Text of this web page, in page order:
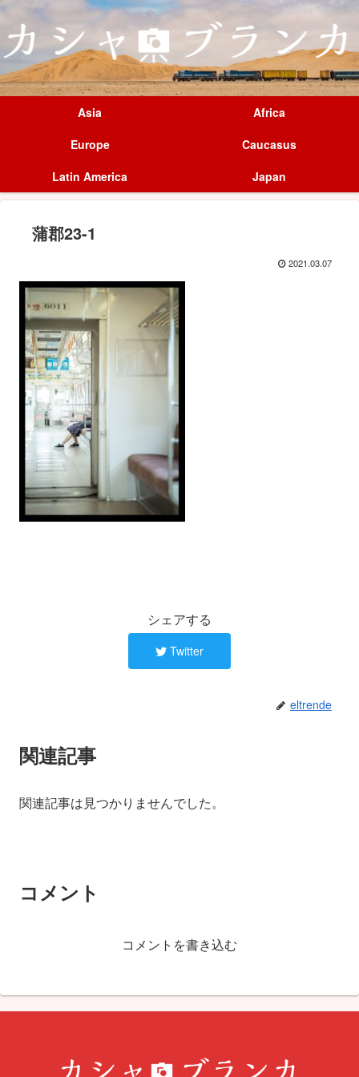
Asia
Africa
Europe
Caucasus
Latin America
Japan
蒲郡23-1
2021.03.07
シェアする
Twitter
eltrende
関連記事
関連記事は見つかりませんでした。
コメント
コメントを書き込む